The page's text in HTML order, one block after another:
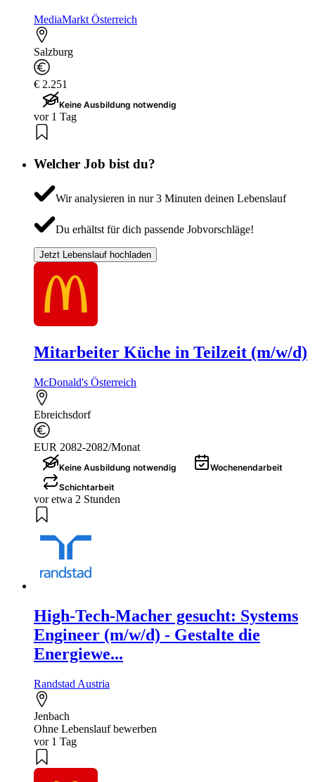
MediaMarkt Österreich
Salzburg
€ 2.251
Keine Ausbildung notwendig
vor 1 Tag
Welcher Job bist du?
Wir analysieren in nur 3 Minuten deinen Lebenslauf
Du erhältst für dich passende Jobvorschläge!
Jetzt Lebenslauf hochladen
Mitarbeiter Küche in Teilzeit (m/w/d)
McDonald's Österreich
Ebreichsdorf
EUR 2082-2082/Monat
Keine Ausbildung notwendig
Wochenendarbeit
Schichtarbeit
vor etwa 2 Stunden
High-Tech-Macher gesucht: Systems
Engineer (m/w/d) - Gestalte die
Energiewe...
Randstad Austria
Jenbach
Ohne Lebenslauf bewerben
vor 1 Tag